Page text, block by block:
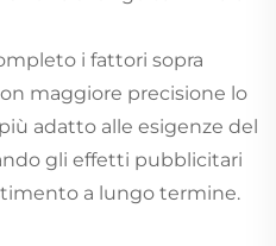
i fattori sopra
maggiore precisione lo
adatto alle esigenze del
gli effetti pubblicitari
a lungo termine.